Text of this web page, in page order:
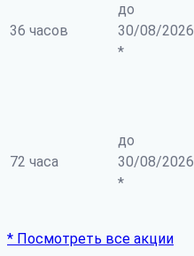
36 часов
до
30/08/2026
*
72 часа
до
30/08/2026
*
* Посмотреть все акции